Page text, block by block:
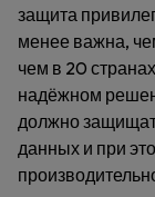
защита
менее важна,
чем в 20
надёжном
должно
данных и при